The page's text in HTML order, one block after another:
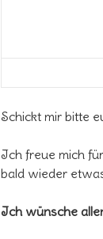
Schickt mir bitte
Ich freue mich
bald wieder
Ich wünsche